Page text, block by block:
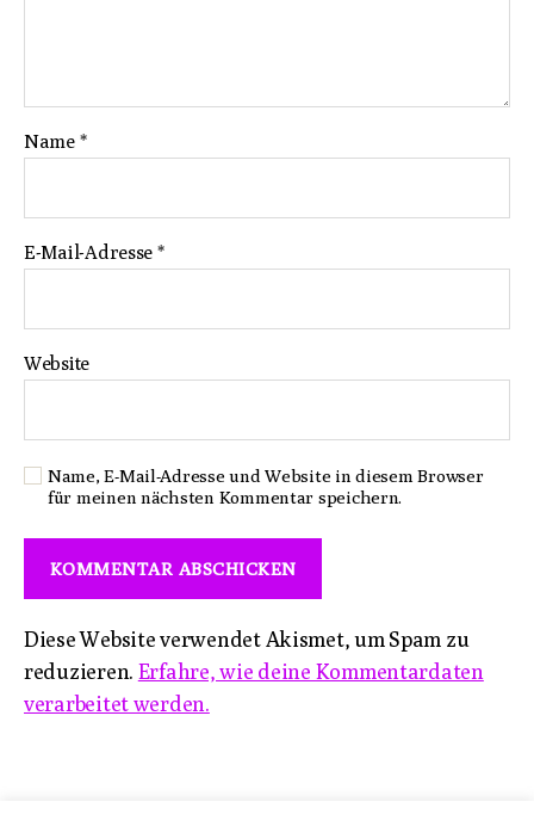
Name *
E-Mail-Adresse *
Website
Name, E-Mail-Adresse und Website in diesem Browser
für meinen nächsten Kommentar speichern.
Diese Website verwendet Akismet, um Spam zu
reduzieren. Erfahre, wie deine Kommentardaten
verarbeitet werden.